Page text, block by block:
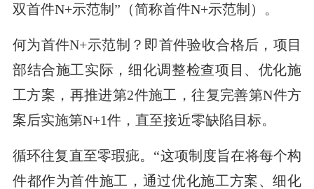
双首件N+示范制”（简称首件N+示范制）。
何为首件N+示范制？即首件验收合格后，项目
部结合施工实际，细化调整检查项目、优化施
工方案，再推进第2件施工，往复完善第N件方
案后实施第N+1件，直至接近零缺陷目标。
循环往复直至零瑕疵。“这项制度旨在将每个构
件都作为首件施工，通过优化施工方案、细化